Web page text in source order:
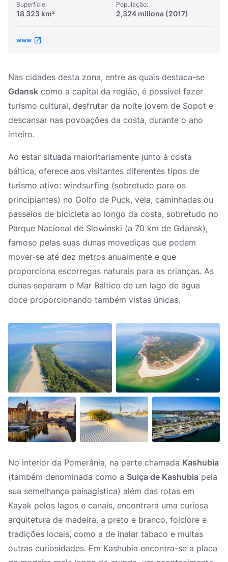
Superfície:
18 323 km²
População:
2,324 miliona (2017)
www
Nas cidades desta zona, entre as quais destaca-se
Gdansk como a capital da região, é possível fazer
turismo cultural, desfrutar da noite jovem de Sopot e
descansar nas povoações da costa, durante o ano
inteiro.
Ao estar situada maioritariamente junto à costa
báltica, oferece aos visitantes diferentes tipos de
turismo ativo: windsurfing (sobretudo para os
principiantes) no Golfo de Puck, vela, caminhadas ou
passeios de bicicleta ao longo da costa, sobretudo no
Parque Nacional de Slowinski (a 70 km de Gdansk),
famoso pelas suas dunas movediças que podem
mover-se até dez metros anualmente e que
proporciona escorregas naturais para as crianças. As
dunas separam o Mar Báltico de um lago de água
doce proporcionando também vistas únicas.
No interior da Pomerânia, na parte chamada Kashubia
(também denominada como a Suiça de Kashubia pela
sua semelhança paisagística) além das rotas em
Kayak pelos lagos e canais, encontrará uma curiosa
arquitetura de madeira, a preto e branco, folclore e
tradições locais, como a de inalar tabaco e muitas
outras curiosidades. Em Kashubia encontra-se a placa